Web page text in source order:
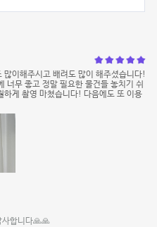
많이해주시고 배려도 많이 해주셨습니다!
너무 좋고 정말 필요한 물건들 놓치기 쉬
하게 촬영 마쳤습니다! 다음에도 또 이용
사합니다🙏🙏